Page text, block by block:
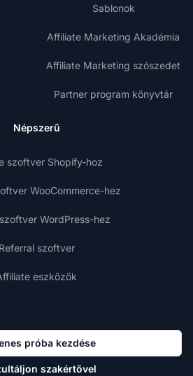
Sablonok
Affiliate Marketing Akadémia
Affiliate Marketing szószedet
Partner program könyvtár
Népszerű
szoftver Shopify-hoz
WooCommerce-hez
WordPress-hez
Referral szoftver
eszközök
próba kezdése
szakértővel